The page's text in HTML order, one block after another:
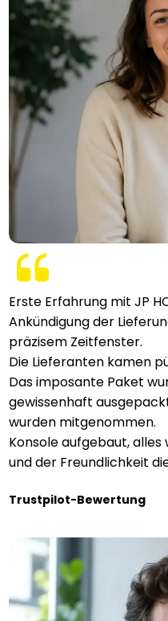
Erste Erfahrung mit JP
Ankündigung der
präzisem Zeitfenster.
Die Lieferanten kamen
Das imposante Paket
gewissenhaft
wurden mitgenommen.
Konsole aufgebaut,
und der Freundlichkeit
Trustpilot-Bewertung